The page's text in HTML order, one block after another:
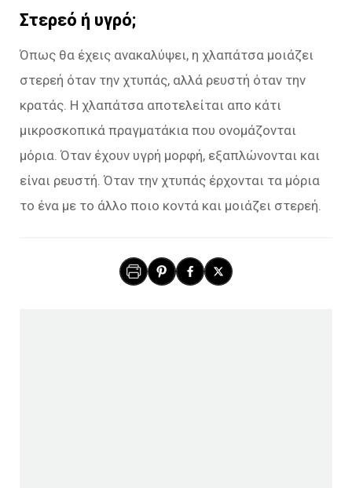
Στερεό ή υγρό;
Όπως θα έχεις ανακαλύψει, η χλαπάτσα μοιάζει
στερεή όταν την χτυπάς, αλλά ρευστή όταν την
κρατάς. Η χλαπάτσα αποτελείται απο κάτι
μικροσκοπικά πραγματάκια που ονομάζονται
μόρια. Όταν έχουν υγρή μορφή, εξαπλώνονται και
είναι ρευστή. Όταν την χτυπάς έρχονται τα μόρια
το ένα με το άλλο ποιο κοντά και μοιάζει στερεή.